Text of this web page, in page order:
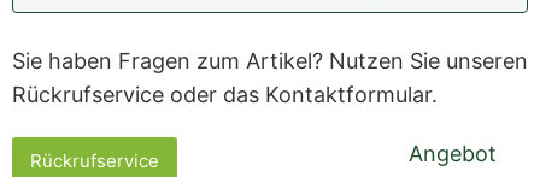
Sie haben Fragen zum Artikel? Nutzen Sie unseren
Rückrufservice oder das Kontaktformular.
Rückrufservice Angebot